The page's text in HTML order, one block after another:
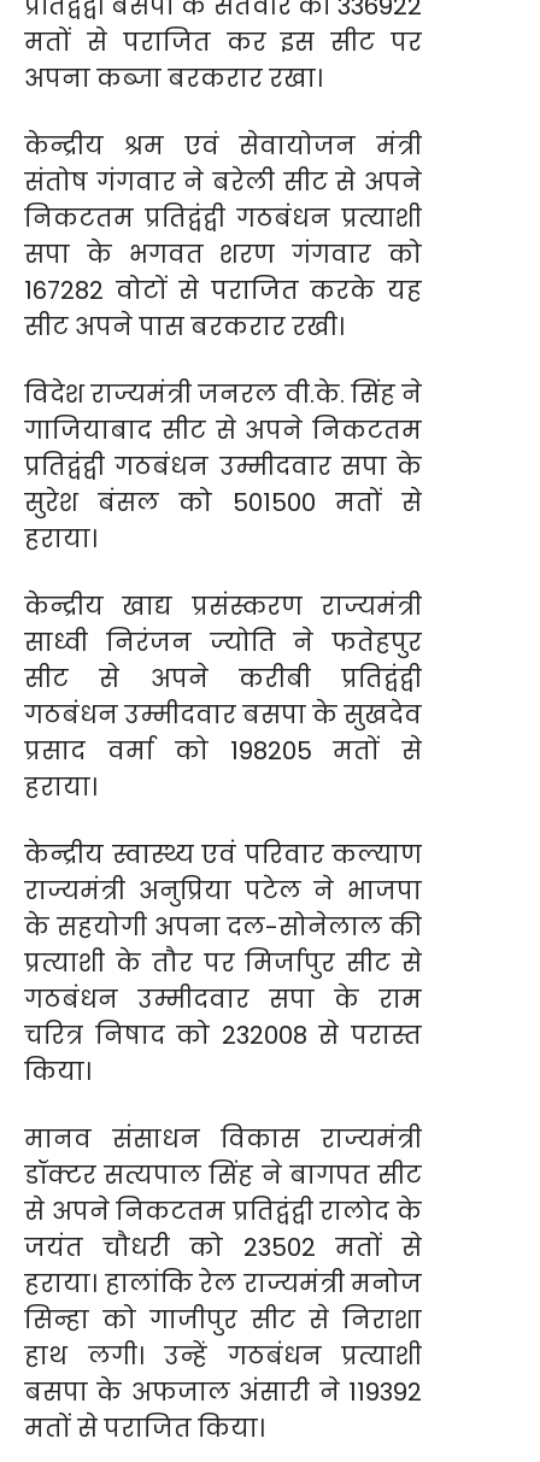
मतों से पराजित कर इस सीट पर
अपना कब्जा बरकरार रखा।
केन्द्रीय श्रम एवं सेवायोजन मंत्री
संतोष गंगवार ने बरेली सीट से अपने
निकटतम प्रतिद्वंद्वी गठबंधन प्रत्याशी
सपा के भगवत शरण गंगवार को
167282 वोटों से पराजित करके यह
सीट अपने पास बरकरार रखी।
विदेश राज्यमंत्री जनरल वी.के. सिंह ने
गाजियाबाद सीट से अपने निकटतम
प्रतिद्वंद्वी गठबंधन उम्मीदवार सपा के
सुरेश बंसल को 501500 मतों से
हराया।
केन्द्रीय खाद्य प्रसंस्करण राज्यमंत्री
साध्वी निरंजन ज्योति ने फतेहपुर
सीट से अपने करीबी प्रतिद्वंद्वी
गठबंधन उम्मीदवार बसपा के सुखदेव
प्रसाद वर्मा को 198205 मतों से
हराया।
केन्द्रीय स्वास्थ्य एवं परिवार कल्याण
राज्यमंत्री अनुप्रिया पटेल ने भाजपा
के सहयोगी अपना दल-सोनेलाल की
प्रत्याशी के तौर पर मिर्जापुर सीट से
गठबंधन उम्मीदवार सपा के राम
चरित्र निषाद को 232008 से परास्त
किया।
मानव संसाधन विकास राज्यमंत्री
डॉक्टर सत्यपाल सिंह ने बागपत सीट
से अपने निकटतम प्रतिद्वंद्वी रालोद के
जयंत चौधरी को 23502 मतों से
हराया। हालांकि रेल राज्यमंत्री मनोज
सिन्हा को गाजीपुर सीट से निराशा
हाथ लगी। उन्हें गठबंधन प्रत्याशी
बसपा के अफजाल अंसारी ने 119392
मतों से पराजित किया।